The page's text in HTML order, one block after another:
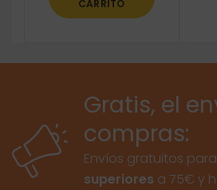
CARRITO
Gratis, el
compras:
Envíos gratuitos para
superiores a 75€ y